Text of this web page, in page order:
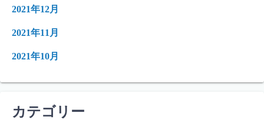
2021年12月
2021年11月
2021年10月
カテゴリー